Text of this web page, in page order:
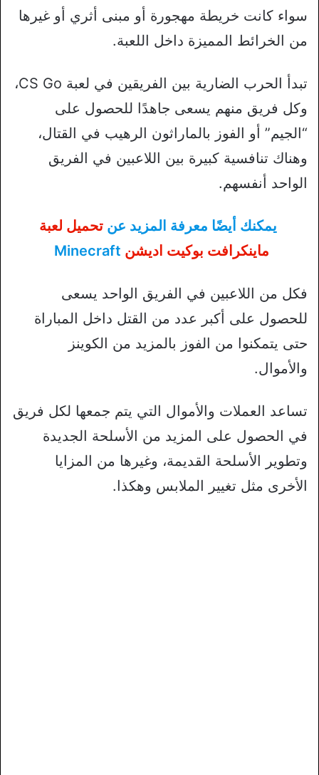
سواء كانت خريطة مهجورة أو مبنى أثري أو غيرها
من الخرائط المميزة داخل اللعبة.
تبدأ الحرب الضارية بين الفريقين في لعبة CS Go،
وكل فريق منهم يسعى جاهدًا للحصول على
“الجيم” أو الفوز بالماراثون الرهيب في القتال،
وهناك تنافسية كبيرة بين اللاعبين في الفريق
الواحد أنفسهم.
يمكنك أيضًا معرفة المزيد عنتحميل لعبة
ماينكرافت بوكيت اديشن
فكل من اللاعبين في الفريق الواحد يسعى
للحصول على أكبر عدد من القتل داخل المباراة
حتى يتمكنوا من الفوز بالمزيد من الكوينز
والأموال.
تساعد العملات والأموال التي يتم جمعها لكل فريق
في الحصول على المزيد من الأسلحة الجديدة
وتطوير الأسلحة القديمة، وغيرها من المزايا
الأخرى مثل تغيير الملابس وهكذا.